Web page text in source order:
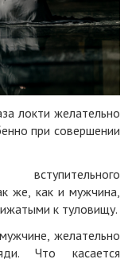
локти желательно
при совершении
же, как и мужчина
к туловищу.
мужчине , желательно
Что касается